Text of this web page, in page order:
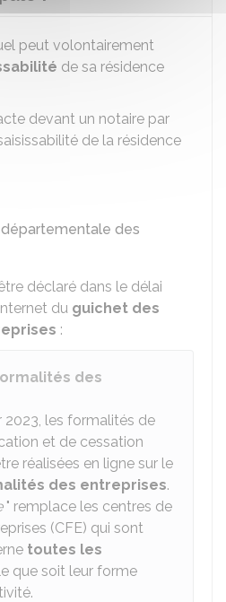
peut volontairement
de sa résidence
devant un notaire par
de la résidence
des
déclaré dans le délai
du guichet des
:
des
2023, les formalités de
et de cessation
réalisées en ligne sur le
des entreprises.
" remplace les centres de
(CFE) qui sont
toutes les
que soit leur forme